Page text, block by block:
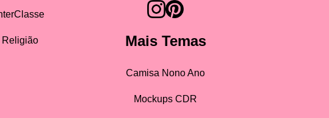
Religião Mais Temas
Camisa Nono Ano
Mockups CDR